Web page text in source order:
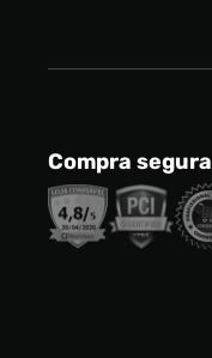
Compra segura